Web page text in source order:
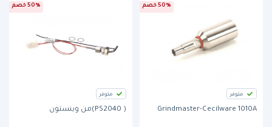
50% خصم
متوفر
Grindmaster-Cecilware 1010A
50% خصم
متوفر
( PS2040)من وينستون